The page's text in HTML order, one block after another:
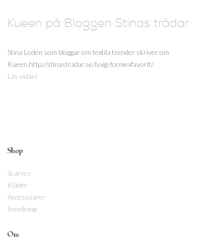
Kueen på Bloggen Stinas trådar
Stina Lodén som bloggar om textila trender skriver om
Kueen.http://stinastradar.se/lyxig-formexfavorit/
Läs vidare
Shop
Scarves
Kläder
Accessoarer
Inredning
Om